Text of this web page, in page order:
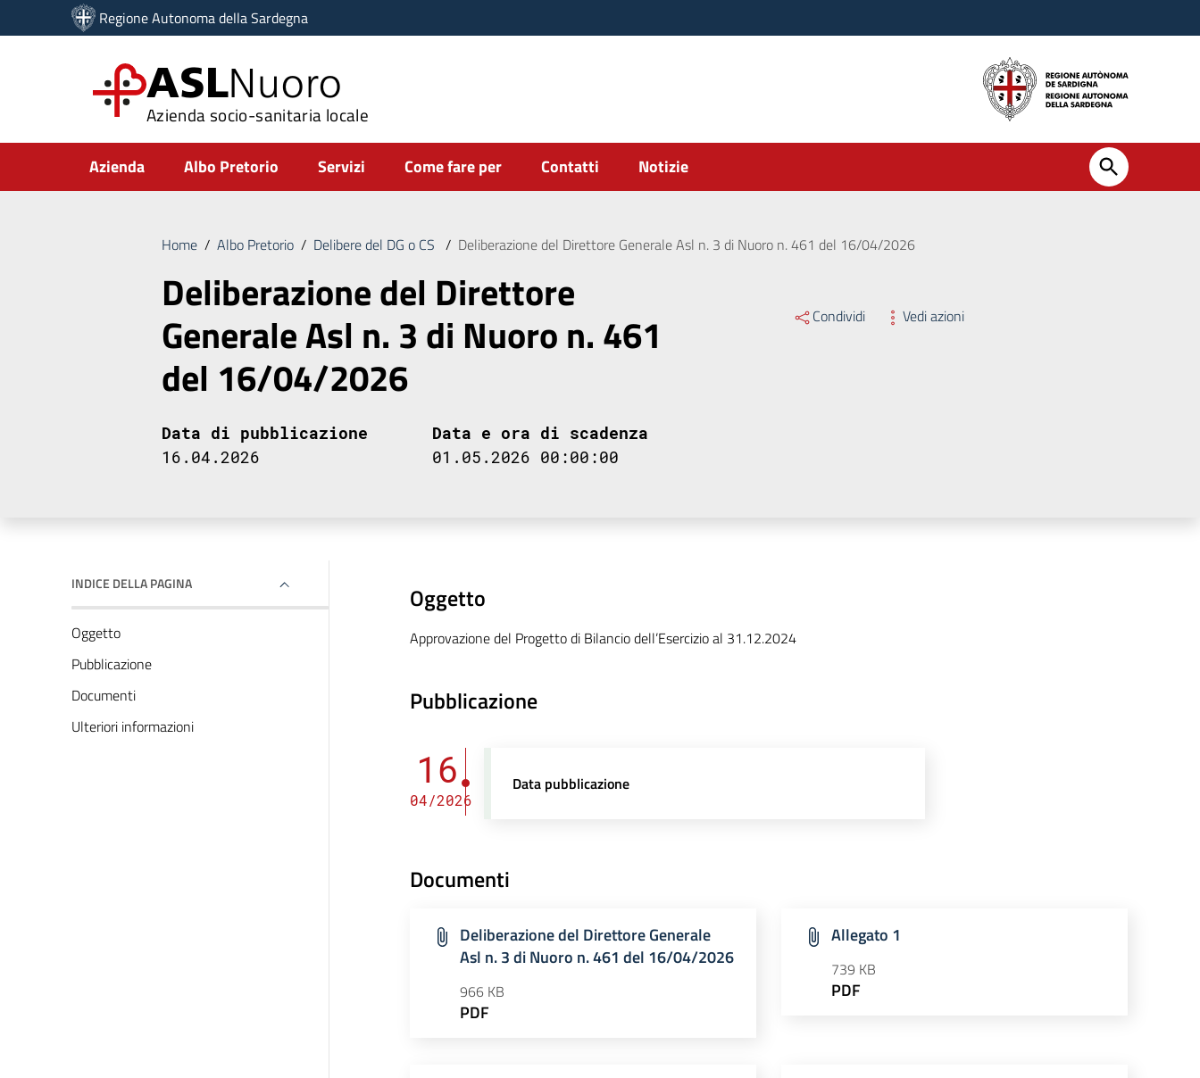
Vai ai contenuti
Vai al menu di navigazione
Regione Autonoma della Sardegna
ASLNuoro
Azienda socio-sanitaria locale
Submenu
Azienda Albo Pretorio Servizi Come fare per Contatti Notizie
Home / Albo Pretorio / Delibere del DG o CS / Deliberazione del Direttore Generale Asl n. 3 di Nuoro n. 461 del 16/04/2026
Deliberazione del Direttore
Generale Asl n. 3 di Nuoro n. 461
del 16/04/2026
Condividi Vedi azioni
Data di pubblicazione
16.04.2026
Data e ora di scadenza
01.05.2026 00:00:00
INDICE DELLA PAGINA
Oggetto
Pubblicazione
Documenti
Ulteriori informazioni
Oggetto
Approvazione del Progetto di Bilancio dell’Esercizio al 31.12.2024
Pubblicazione
16
04/2026
Data pubblicazione
Documenti
Deliberazione del Direttore Generale
Asl n. 3 di Nuoro n. 461 del 16/04/2026
966 KB
PDF
Allegato 1
739 KB
PDF